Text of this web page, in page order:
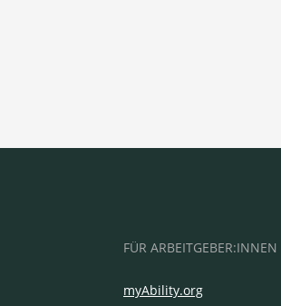
FÜR ARBEITGEBER:INNEN
myAbility.org